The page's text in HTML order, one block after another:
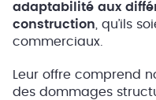
adaptabilité aux
construction, qu’ils
commerciaux.
Leur offre comprend
des dommages